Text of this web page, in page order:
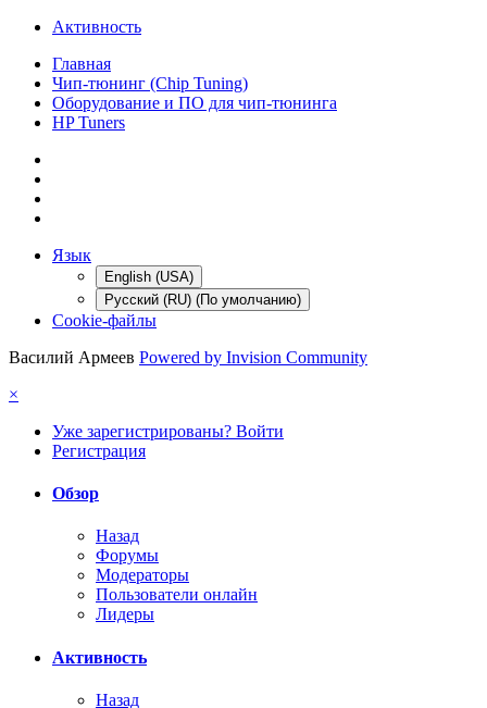
Активность
Главная
Чип-тюнинг (Chip Tuning)
Оборудование и ПО для чип-тюнинга
HP Tuners
Язык
English (USA)
Русский (RU) (По умолчанию)
Cookie-файлы
Василий Армеев Powered by Invision Community
×
Уже зарегистрированы? Войти
Регистрация
Обзор
Назад
Форумы
Модераторы
Пользователи онлайн
Лидеры
Активность
Назад